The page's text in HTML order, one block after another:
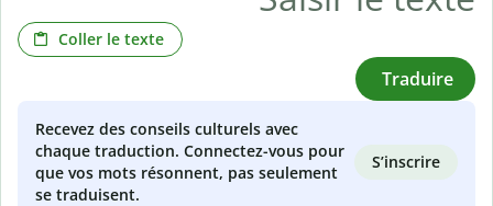
Coller le texte
Traduire
Recevez des conseils culturels avec
chaque traduction. Connectez-vous pour
que vos mots résonnent, pas seulement
se traduisent.
S’inscrire